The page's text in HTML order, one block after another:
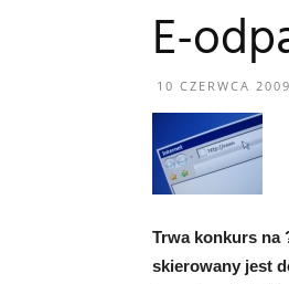
E-
10 CZERWCA 2009
Trwa konkurs na
skierowany jest